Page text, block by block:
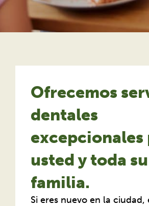
Ofrecemos
dentales
excepcionales
usted y toda su
familia.
Si eres nuevo en la ciudad,